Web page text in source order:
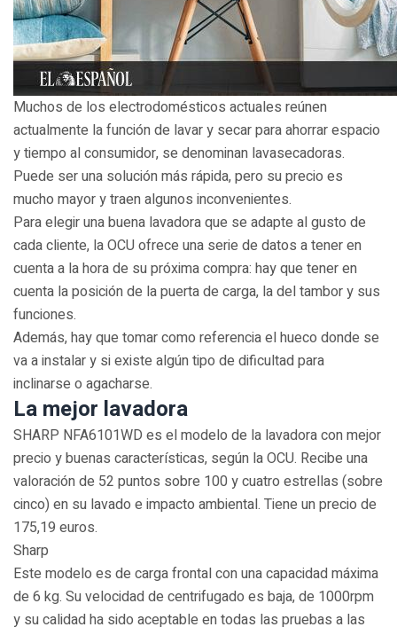
Muchos de los electrodomésticos actuales reúnen
actualmente la función de lavar y secar para ahorrar espacio
y tiempo al consumidor, se denominan lavasecadoras.
Puede ser una solución más rápida, pero su precio es
mucho mayor y traen algunos inconvenientes.
Para elegir una buena lavadora que se adapte al gusto de
cada cliente, la OCU ofrece una serie de datos a tener en
cuenta a la hora de su próxima compra: hay que tener en
cuenta la posición de la puerta de carga, la del tambor y sus
funciones.
Además, hay que tomar como referencia el hueco donde se
va a instalar y si existe algún tipo de dificultad para
inclinarse o agacharse.
La mejor lavadora
SHARP NFA6101WD es el modelo de la lavadora con mejor
precio y buenas características, según la OCU. Recibe una
valoración de 52 puntos sobre 100 y cuatro estrellas (sobre
cinco) en su lavado e impacto ambiental. Tiene un precio de
175,19 euros.
Sharp
Este modelo es de carga frontal con una capacidad máxima
de 6 kg. Su velocidad de centrifugado es baja, de 1000rpm
y su calidad ha sido aceptable en todas las pruebas a las